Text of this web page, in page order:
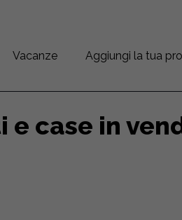
Vacanze Aggiungi la tua
e case in